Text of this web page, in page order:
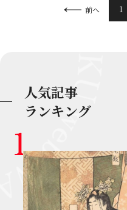
前へ 1
人気記事
ランキング